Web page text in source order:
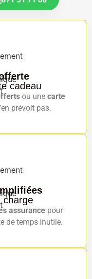
cadeau
ou une carte
prévoit pas.
charge
assurance pour
de temps inutile.